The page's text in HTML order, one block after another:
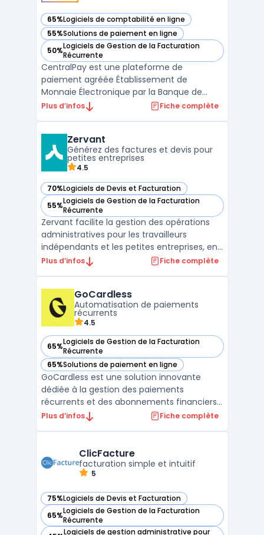
65%Logiciels de comptabilité en ligne
— voir CentralPay dans cette catégorie
55%Solutions de paiement en ligne
— voir CentralPay dans cette catégorie
50%Logiciels de Gestion de la Facturation
Récurrente
— voir CentralPay dans cette catégorie
CentralPay est une plateforme de
paiement agréée Établissement de
Monnaie Électronique par la Banque de
France. Elle simplifie la gestion des
solutions pour le paiement et
recouvrement de factures, le paiement en
ligne ...
Plus d’infos Fiche complète
Zervant
Générez des factures et devis pour
petites entreprises
4.5
70%Logiciels de Devis et Facturation
— voir Zervant dans cette catégorie
55%Logiciels de Gestion de la Facturation
Récurrente
— voir Zervant dans cette catégorie
Zervant facilite la gestion des opérations
administratives pour les travailleurs
indépendants et les petites entreprises, en
couvrant l’édition de documents
comptables. L’outil prend en charge des
tâches telles que la gestion d ...
Plus d’infos Fiche complète
GoCardless
Automatisation de paiements
récurrents
4.5
65%Logiciels de Gestion de la Facturation
Récurrente
— voir GoCardless dans cette catégorie
65%Solutions de paiement en ligne
— voir GoCardless dans cette catégorie
GoCardless est une solution innovante
dédiée à la gestion des paiements
récurrents et des abonnements financiers.
Conçu pour faciliter les transactions
leurs facturations et d'optimiser la gestion
de leur trésorerie. Grâce ...
Plus d’infos Fiche complète
ClicFacture
facturation simple et intuitif
5
75%Logiciels de Devis et Facturation
— voir ClicFacture dans cette catégorie
65%Logiciels de Gestion de la Facturation
Récurrente
— voir ClicFacture dans cette catégorie
Logiciels de gestion administrative pour